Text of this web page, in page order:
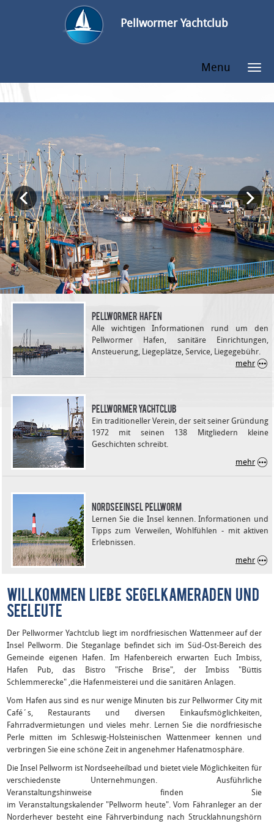
Pellwormer Yachtclub
Menu
pellwormer hafen
Alle wichtigen Informationen rund um den
Pellwormer Hafen, sanitäre Einrichtungen,
Ansteuerung, Liegeplätze, Service, Liegegebühr.
mehr
pellwormer yachtclub
Ein traditioneller Verein, der seit seiner Gründung
1972 mit seinen 138 Mitgliedern kleine
Geschichten schreibt.
mehr
nordseeinsel pellworm
Lernen Sie die Insel kennen. Informationen und
Tipps zum Verweilen, Wohlfühlen - mit aktiven
Erlebnissen.
mehr
WILLKOMMEN LIEBE SEGELKAMERADEN UND
SEELEUTE
Der Pellwormer Yachtclub liegt im nordfriesischen Wattenmeer auf der
Insel Pellworm. Die Steganlage befindet sich im Süd-Ost-Bereich des
Gemeinde eigenen Hafen. Im Hafenbereich erwarten Euch Imbiss,
Hafen Pub, das Bistro "Frische Brise", der Imbiss "Büttis
Schlemmerecke" ,die Hafenmeisterei und die sanitären Anlagen.
Vom Hafen aus sind es nur wenige Minuten bis zur Pellwormer City mit
Café´s, Restaurants und diversen Einkaufsmöglichkeiten,
Fahrradvermietungen und vieles mehr. Lernen Sie die nordfriesische
Perle mitten im Schleswig-Holsteinischen Wattenmeer kennen und
verbringen Sie eine schöne Zeit in angenehmer Hafenatmosphäre.
Die Insel Pellworm ist Nordseeheilbad und bietet viele Möglichkeiten für
verschiedenste Unternehmungen. Ausführliche
Veranstaltungshinweise finden Sie
im Veranstaltungskalender "Pellworm heute". Vom Fähranleger an der
Norderhever besteht eine Fährverbindung nach Strucklahnungshörn